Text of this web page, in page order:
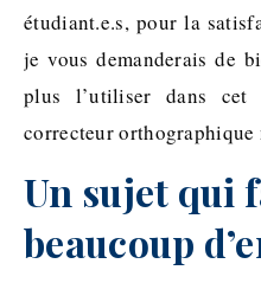
étudiant.e.s, pour la
je vous demanderais de
plus l’utiliser dans
correcteur orthographique
Un sujet qui
beaucoup